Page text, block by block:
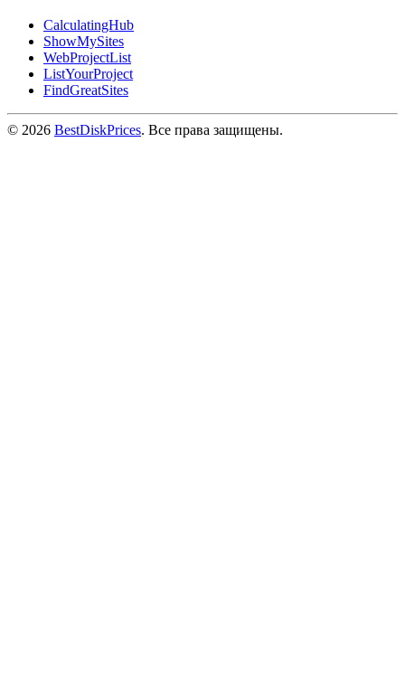
CalculatingHub
ShowMySites
WebProjectList
ListYourProject
FindGreatSites
© 2026 BestDiskPrices. Все права защищены.